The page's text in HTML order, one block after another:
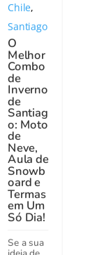
Chile,
Santiago
O
Melhor
Combo
de
Inverno
de
Santiag
o: Moto
de
Neve,
Aula de
Snowb
oard e
Termas
em Um
Só Dia!
Se a sua